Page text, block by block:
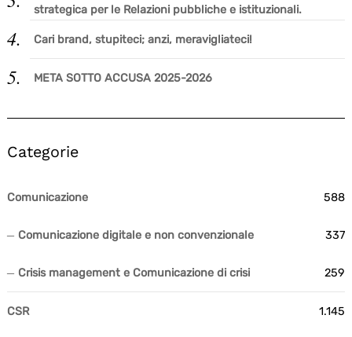
strategica per le Relazioni pubbliche e istituzionali.
Cari brand, stupiteci; anzi, meravigliateci!
META SOTTO ACCUSA 2025-2026
Categorie
Comunicazione 588
Comunicazione digitale e non convenzionale 337
Crisis management e Comunicazione di crisi 259
CSR 1.145